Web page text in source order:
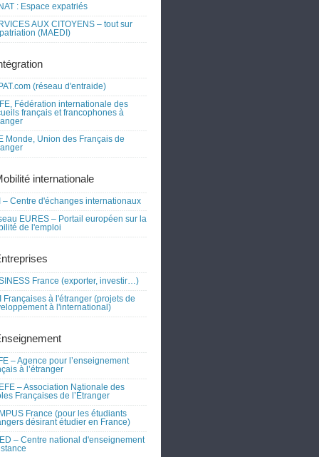
: Espace expatriés
AUX CITOYENS – tout sur
(MAEDI)
(réseau d'entraide)
Fédération internationale des
français et francophones à
Monde, Union des Français de
internationale
– Centre d'échanges internationaux
EURES – Portail européen sur la
de l'emploi
France (exporter, investir…)
Françaises à l'étranger (projets de
à l'international)
– Agence pour l’enseignement
à l’étranger
– Association Nationale des
Françaises de l’Étranger
France (pour les étudiants
désirant étudier en France)
– Centre national d'enseignement